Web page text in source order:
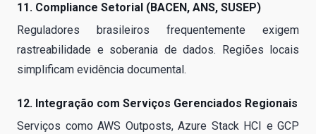
11. Compliance Setorial (BACEN, ANS, SUSEP)
Reguladores brasileiros frequentemente exigem
rastreabilidade e soberania de dados. Regiões locais
simplificam evidência documental.
12. Integração com Serviços Gerenciados Regionais
Serviços como AWS Outposts, Azure Stack HCI e GCP